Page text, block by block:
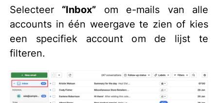
Selecteer “Inbox” om e-mails van alle
accounts in één weergave te zien of kies
een specifiek account om de lijst te
filteren.